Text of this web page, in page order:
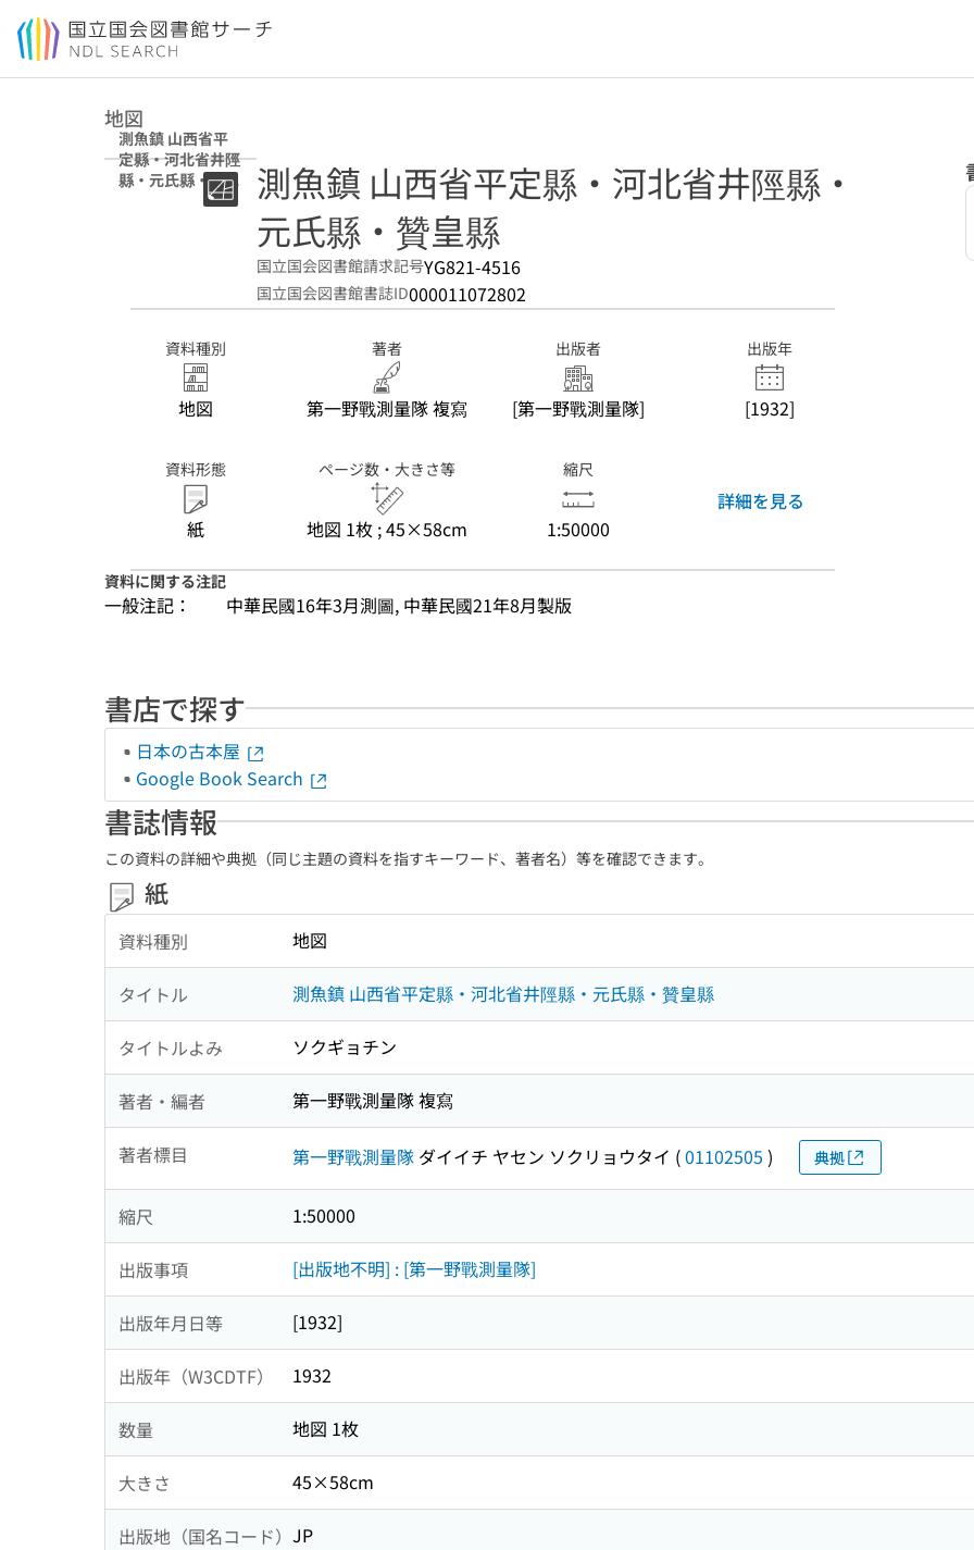
本文へ移動
地図
測魚鎮 山西省平
定縣・河北省井陘
縣・元氏縣・贊皇
測魚鎮 山西省平定縣・河北省井陘縣・
元氏縣・贊皇縣
国立国会図書館請求記号YG821-4516
国立国会図書館書誌ID000011072802
資料種別
地図
著者
第一野戰測量隊 複寫
出版者
[第一野戰測量隊]
出版年
[1932]
資料形態
紙
ページ数・大きさ等
地図 1枚 ; 45×58cm
縮尺
1:50000
詳細を見る
資料に関する注記
一般注記： 中華民國16年3月測圖, 中華民國21年8月製版
書店で探す
日本の古本屋
Google Book Search
書誌情報
この資料の詳細や典拠（同じ主題の資料を指すキーワード、著者名）等を確認できます。
紙
資料種別 地図
タイトル 測魚鎮 山西省平定縣・河北省井陘縣・元氏縣・贊皇縣
タイトルよみ ソクギョチン
著者・編者 第一野戰測量隊 複寫
著者標目 第一野戰測量隊 ダイイチ ヤセン ソクリョウタイ (01102505 ) 典拠
縮尺 1:50000
出版事項 [出版地不明] : [第一野戰測量隊]
出版年月日等 [1932]
出版年（W3CDTF） 1932
数量 地図 1枚
大きさ 45×58cm
出版地（国名コード） JP